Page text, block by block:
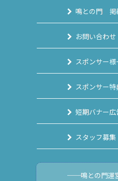
鳴との門 掲
お問い合わせ
スポンサー様
スポンサー
短期バナー
スタッフ募集
──鳴との門運